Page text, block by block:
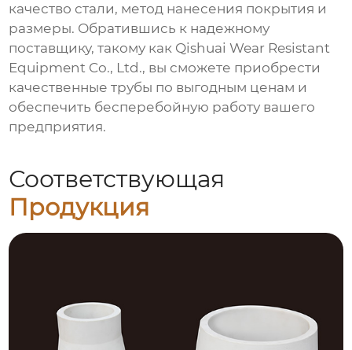
качество стали, метод нанесения покрытия и
размеры. Обратившись к надежному
поставщику, такому как Qishuai Wear Resistant
Equipment Co., Ltd., вы сможете приобрести
качественные трубы по выгодным ценам и
обеспечить бесперебойную работу вашего
предприятия.
Соответствующая
Продукция